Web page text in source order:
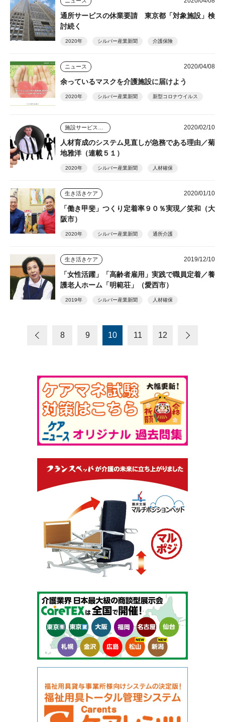
通所サービスの休業要請 東京都「対象施設」検
討続く
2020年 シルバー産業新聞 介護保険
ニュース 2020/04/08
余っているマスクを介護施設に届けよう
2020年 シルバー産業新聞 新型コロナウイルス
2020/02/10
人材育成のシステム見直しが急務である理由／菊
地雅洋（連載５１）
2020年 シルバー産業新聞 人材確保
生き活きケア 2020/01/10
「働き甲斐」つくり定着率９０％実現／笑和（大
阪市）
2020年 シルバー産業新聞 通所介護
生き活きケア 2019/12/10
「女性活躍」「高齢者雇用」実践で職員定着／養
護老人ホーム「明範荘」（愛西市）
2019年 シルバー産業新聞 人材確保
8 9 10 11 12